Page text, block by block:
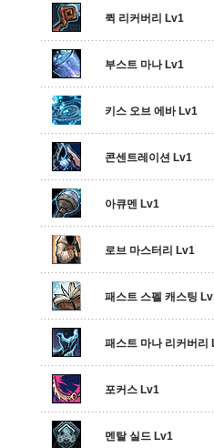
퀵 리커버리 Lv1
부스트 마나 Lv1
키스 오브 에바 Lv1
콘센트레이션 Lv1
아큐멘 Lv1
로브 마스터리 Lv1
패스트 스펠 캐스팅
패스트 마나 리커버리
포커스 Lv1
멘탈 실드 Lv1